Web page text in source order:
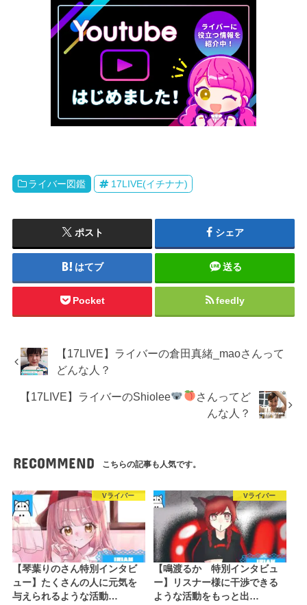
ライバー図鑑 17LIVE(イチナナ)
ポスト シェア
はてブ 送る
Pocket feedly
【17LIVE】ライバーの倉田真緒_maoさんって
どんな人？
【17LIVE】ライバーのShiolee
さんってど
んな人？
RECOMMEND こちらの記事も人気です。
Vライバー
【琴葉りのさん特別インタビ
ュー】たくさんの人に元気を
与えられるような活動…
Vライバー
【鳴渡るか 特別インタビュ
ー】リスナー様に干渉できる
ような活動をもっと出…